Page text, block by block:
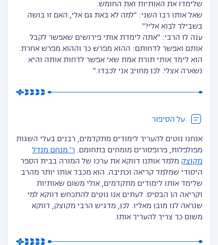
שלימדו את האותיות ואת החומש.
שאל אותו רבו השני: "למה לא באת גם אלי, האם זו בושה
בשבילך לבוא אלי?"
ענה לו הרבי: "אתה לימדת אותי פירושים שאפשר לקבל
אותם ואפשר לדחותם: ההוא מפרש כך וההוא מפרש אחרת.
הוא לימד אותי תורת אמת שאי אפשר לדחות אותה והיא
נשארה אצלי. לכן מחויב אני לכבדו."
על הסיפור
אנחנו נוטים להעריך לימודים מתקדמים, רבנים בעלי השגות
מפולפלות, פרופסורים מומחים בתחומם. ר' מנחם מנדל
מקוצק מלמד אותנו דווקא את ערכו של המורה בבית הספר
היסודי שמלמד קריאה וכתיבה. הוא מכבד אותו יותר מהרב
שלימד אותו לימודים מתקדמים, אולי משום שאותיות
וקריאה הן הבסיס. לעתים אנו נוטים להתכחש דווקא למי
שנראה לנו מובן מאליו. לכן, מדגיש הרבי מקוצק, דווקא
משום כך צריך להעריך אותו.